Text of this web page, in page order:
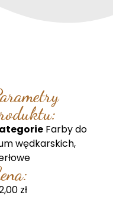
Farby do
wędkarskich,
zł